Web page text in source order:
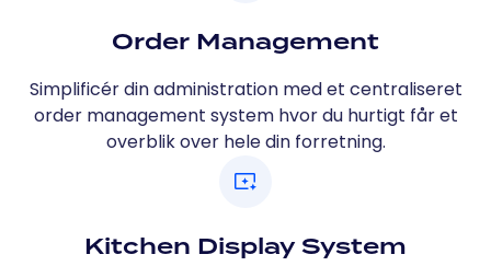
Order Management
Simplificér din administration med et centraliseret
order management system hvor du hurtigt får et
overblik over hele din forretning.
Kitchen Display System